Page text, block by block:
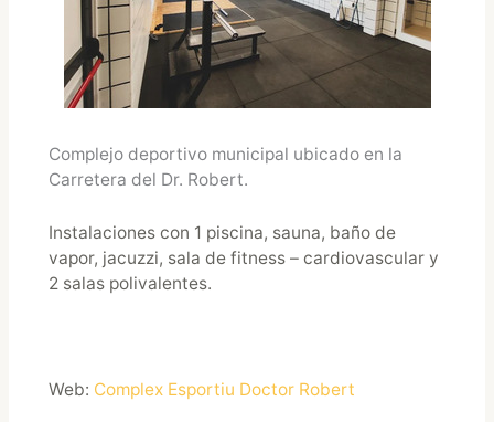
Complejo deportivo municipal ubicado en la
Carretera del Dr. Robert.
Instalaciones con 1 piscina, sauna, baño de
vapor, jacuzzi, sala de fitness – cardiovascular y
2 salas polivalentes.
Web: Complex Esportiu Doctor Robert